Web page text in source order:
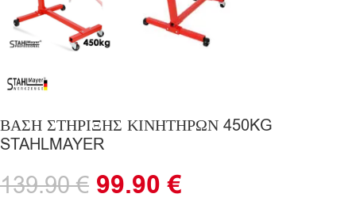
ΒΑΣΗ ΣΤΗΡΙΞΗΣ ΚΙΝΗΤΗΡΩΝ 450KG
STAHLMAYER
139.90€ 99.90€